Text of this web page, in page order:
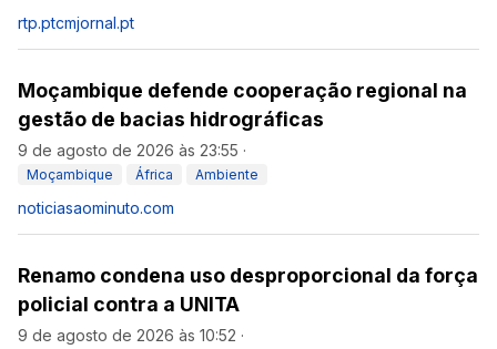
rtp.ptcmjornal.pt
Moçambique defende cooperação regional na
gestão de bacias hidrográficas
9 de agosto de 2026 às 23:55 ·
Moçambique África Ambiente
noticiasaominuto.com
Renamo condena uso desproporcional da força
policial contra a UNITA
9 de agosto de 2026 às 10:52 ·